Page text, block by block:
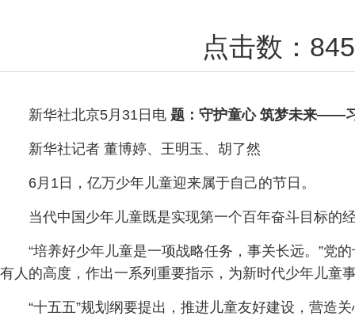
点击数： 845
新华社北京5月31日电 题：守护童心 筑梦未来——
新华社记者 董博婷、王明玉、胡了然
6月1日，亿万少年儿童迎来属于自己的节日。
当代中国少年儿童既是实现第一个百年奋斗目标的
“培养好少年儿童是一项战略任务，事关长远。”党
有人的高度，作出一系列重要指示，为新时代少年儿童
“十五五”规划纲要提出，推进儿童友好建设，营造